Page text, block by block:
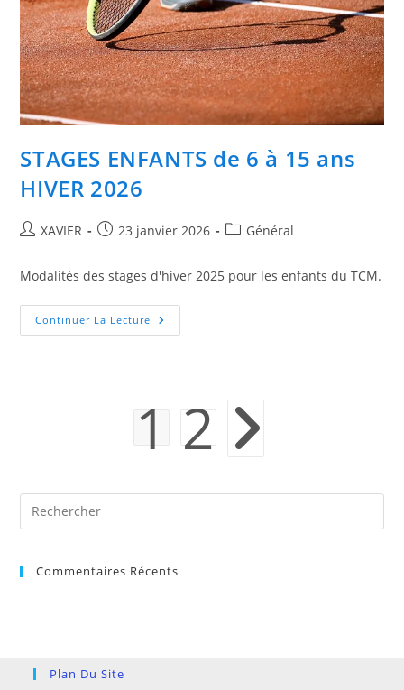
STAGES ENFANTS de 6 à 15 ans
HIVER 2026
Auteur/autrice
la
publication :
XAVIER
Publication
23 janvier 2026
PostGénéral
Modalités des stages d'hiver 2025 pour les enfants du TCM.
Continuer La Lecture STAGES
ENFANTS
HIVER
2026
1 2 Aller à la page suivante
Commentaires Récents
Plan Du Site